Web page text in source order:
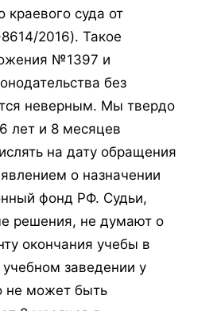
краевого суда от
2016). Такое
№1397 и
без
неверным. Мы твердо
лет и 8 месяцев
на дату обращения
о назначении
фонд РФ. Судьи,
решения, не думают о
окончания учебы в
заведении у
не может быть